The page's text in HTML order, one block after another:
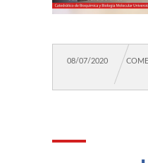
08/07/2020